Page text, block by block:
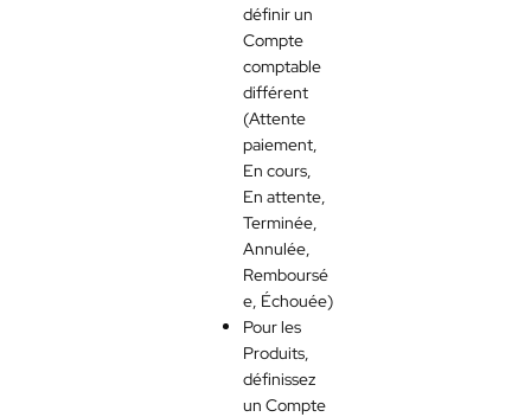
définir un
Compte
comptable
différent
(Attente
paiement,
En cours,
En attente,
Terminée,
Annulée,
Remboursé
e, Échouée)
Pour les
Produits,
définissez
un Compte